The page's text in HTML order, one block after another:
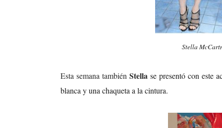
Stella
Esta semana también Stella se presentó con este
blanca y una chaqueta a la cintura.